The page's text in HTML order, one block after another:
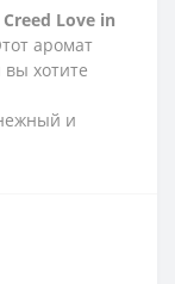
Creed Love in
аромат
хотите
и